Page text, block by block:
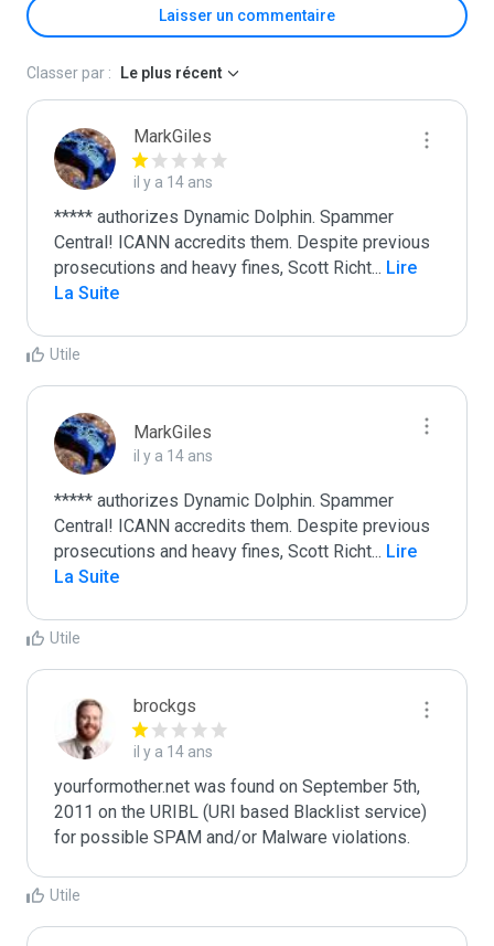
Laisser un commentaire
Classer par : Le plus récent
MarkGiles
il y a 14 ans
***** authorizes Dynamic Dolphin. Spammer
Central! ICANN accredits them. Despite previous
prosecutions and heavy fines, Scott Richt... Lire
La Suite
Utile
MarkGiles
il y a 14 ans
***** authorizes Dynamic Dolphin. Spammer
Central! ICANN accredits them. Despite previous
prosecutions and heavy fines, Scott Richt... Lire
La Suite
Utile
brockgs
il y a 14 ans
yourformother.net was found on September 5th,
2011 on the URIBL (URI based Blacklist service)
Utile